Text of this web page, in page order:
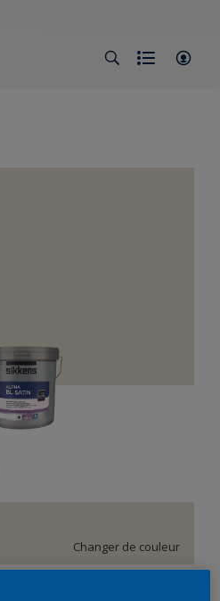
Changer de couleur